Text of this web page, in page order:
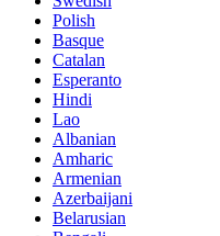
Polish
Basque
Catalan
Esperanto
Hindi
Lao
Albanian
Amharic
Armenian
Azerbaijani
Belarusian